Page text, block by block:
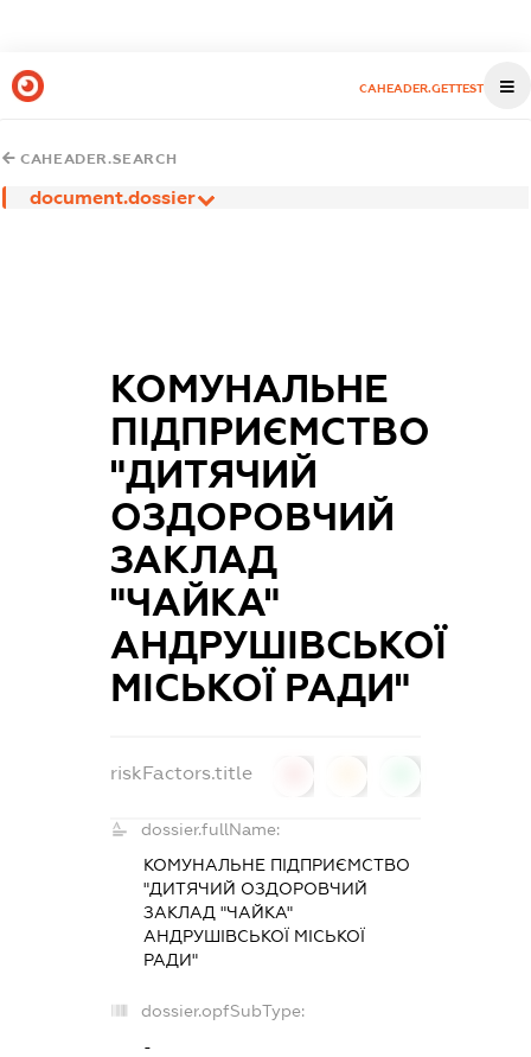
CAHEADER.GETTEST
CAHEADER.SEARCH
document.dossier
КОМУНАЛЬНЕ
ПІДПРИЄМСТВО
"ДИТЯЧИЙ
ОЗДОРОВЧИЙ
ЗАКЛАД
"ЧАЙКА"
АНДРУШІВСЬКОЇ
МІСЬКОЇ РАДИ"
riskFactors.title
dossier.fullName:
КОМУНАЛЬНЕ ПІДПРИЄМСТВО
"ДИТЯЧИЙ ОЗДОРОВЧИЙ
ЗАКЛАД "ЧАЙКА"
АНДРУШІВСЬКОЇ МІСЬКОЇ
РАДИ"
dossier.opfSubType:
-